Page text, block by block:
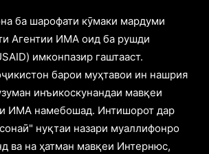
ба шарофати кӯмаки мардуми
Агентии ИМА оид ба рушди
имконпазир гаштааст.
барои муҳтавои ин нашрия
инъикоскунандаи мавқеи
ИМА намебошад. Интишорот дар
нуқтаи назари муаллифонро
ва на ҳатман мавқеи Интернюс,